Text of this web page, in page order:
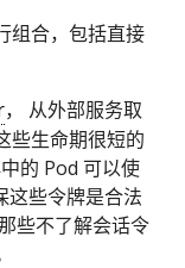
组合，包括直接
， 从外部服务取
些生命期很短的
的 Pod 可以使
些令牌是合法
些不了解会话令